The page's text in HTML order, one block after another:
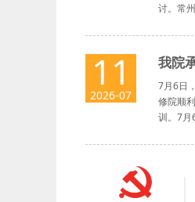
讨。常
11
2026-07
我院
7月6日
修院顺
训。7月